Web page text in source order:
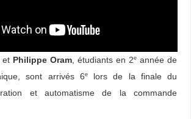
et Philippe Oram, étudiants en 2e année de
sont arrivés 6elors de la finale du
et automatisme de la commande